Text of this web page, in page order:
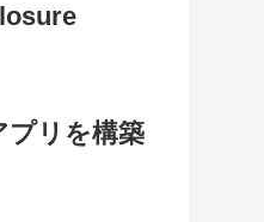
プリを構築